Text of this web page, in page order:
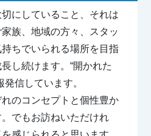
切にしていること、それは
族、地域の方々、スタッ
ちでいられる場所を目指
し続けます。“開かれた
発信しています。
のコンセプトと個性豊か
でもお訪ねいただけれ